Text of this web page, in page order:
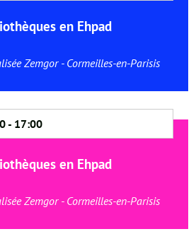
en Ehpad
Zemgor - Cormeilles-en-Parisis
- 17:00
en Ehpad
Zemgor - Cormeilles-en-Parisis